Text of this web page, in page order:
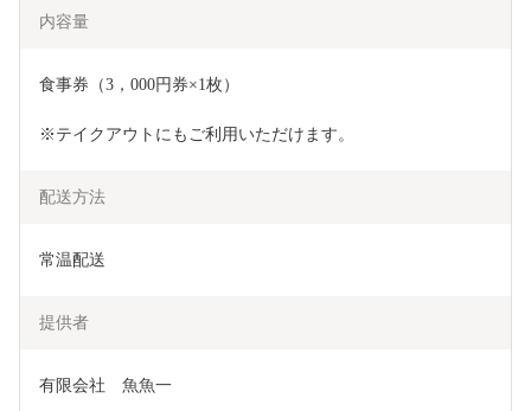
内容量
食事券（3，000円券×1枚）
※テイクアウトにもご利用いただけます。
配送方法
常温配送
提供者
有限会社　魚魚一